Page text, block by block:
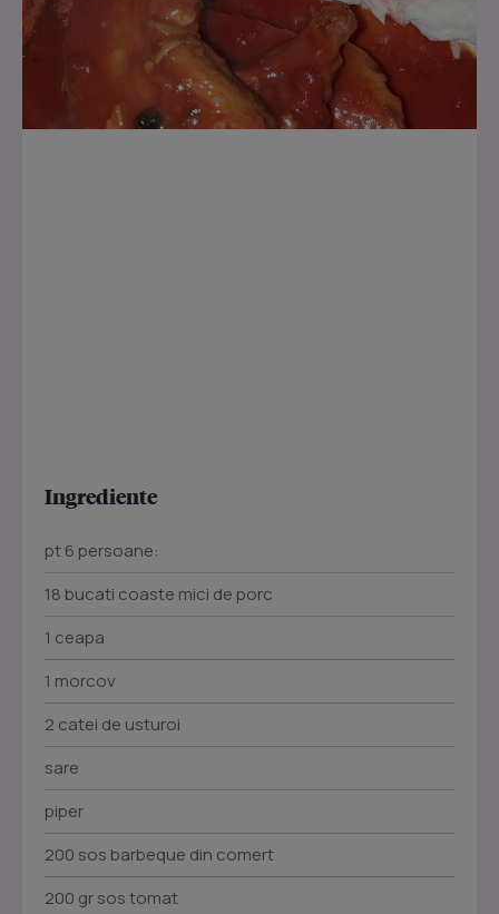
Ingrediente
pt 6 persoane:
18 bucati coaste mici de porc
1 ceapa
1 morcov
2 catei de usturoi
sare
piper
200 sos barbeque din comert
200 gr sos tomat